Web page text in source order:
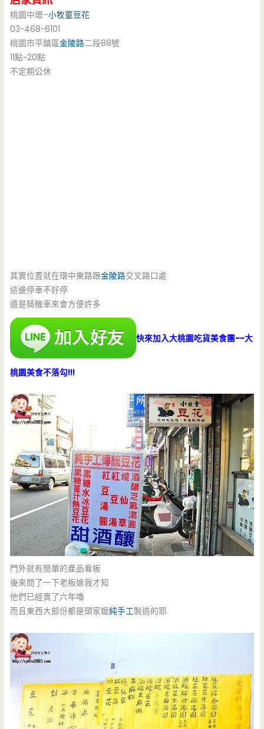
桃園中壢–小牧童豆花
03-468-6101
桃園市平鎮區金陵路二段88號
11點~20點
不定期公休
其實位置就在環中東路跟金陵路交叉路口處
這邊停車不好停
還是騎機車來會方便許多
快來加入大桃園吃貨美食團~~大
桃園美食不落勾!!!
門外就有簡單的產品看板
後來問了一下老板娘我才知
他們已經賣了六年嚕
而且東西大部份都是頭家嬤純手工製造的耶